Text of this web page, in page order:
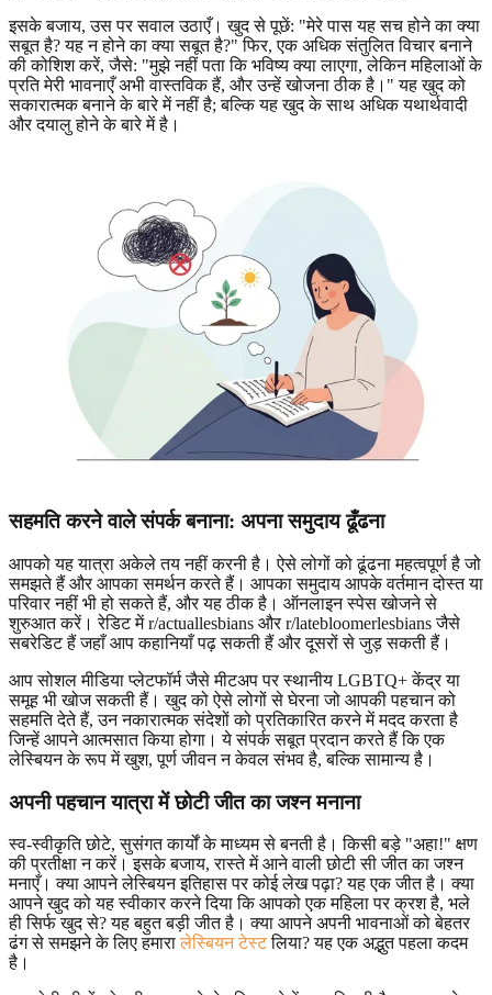
इसके बजाय, उस पर सवाल उठाएँ। खुद से पूछें: "मेरे पास यह सच होने का क्या
सबूत है? यह न होने का क्या सबूत है?" फिर, एक अधिक संतुलित विचार बनाने
की कोशिश करें, जैसे: "मुझे नहीं पता कि भविष्य क्या लाएगा, लेकिन महिलाओं के
प्रति मेरी भावनाएँ अभी वास्तविक हैं, और उन्हें खोजना ठीक है।" यह खुद को
सकारात्मक बनाने के बारे में नहीं है; बल्कि यह खुद के साथ अधिक यथार्थवादी
और दयालु होने के बारे में है।
सहमति करने वाले संपर्क बनाना: अपना समुदाय ढूँढना
आपको यह यात्रा अकेले तय नहीं करनी है। ऐसे लोगों को ढूंढना महत्वपूर्ण है जो
समझते हैं और आपका समर्थन करते हैं। आपका समुदाय आपके वर्तमान दोस्त या
परिवार नहीं भी हो सकते हैं, और यह ठीक है। ऑनलाइन स्पेस खोजने से
शुरुआत करें। रेडिट में r/actuallesbians और r/latebloomerlesbians जैसे
सबरेडिट हैं जहाँ आप कहानियाँ पढ़ सकती हैं और दूसरों से जुड़ सकती हैं।
आप सोशल मीडिया प्लेटफॉर्म जैसे मीटअप पर स्थानीय LGBTQ+ केंद्र या
समूह भी खोज सकती हैं। खुद को ऐसे लोगों से घेरना जो आपकी पहचान को
सहमति देते हैं, उन नकारात्मक संदेशों को प्रतिकारित करने में मदद करता है
जिन्हें आपने आत्मसात किया होगा। ये संपर्क सबूत प्रदान करते हैं कि एक
लेस्बियन के रूप में खुश, पूर्ण जीवन न केवल संभव है, बल्कि सामान्य है।
अपनी पहचान यात्रा में छोटी जीत का जश्न मनाना
स्व-स्वीकृति छोटे, सुसंगत कार्यों के माध्यम से बनती है। किसी बड़े "अहा!" क्षण
की प्रतीक्षा न करें। इसके बजाय, रास्ते में आने वाली छोटी सी जीत का जश्न
मनाएँ। क्या आपने लेस्बियन इतिहास पर कोई लेख पढ़ा? यह एक जीत है। क्या
आपने खुद को यह स्वीकार करने दिया कि आपको एक महिला पर क्रश है, भले
ही सिर्फ खुद से? यह बहुत बड़ी जीत है। क्या आपने अपनी भावनाओं को बेहतर
ढंग से समझने के लिए हमारालेस्बियन टेस्टलिया? यह एक अद्भुत पहला कदम
है।